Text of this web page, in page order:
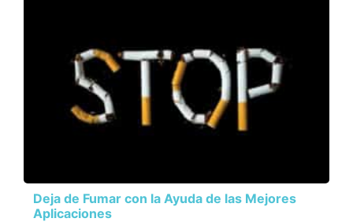
Deja de Fumar con la Ayuda de las Mejores
Aplicaciones